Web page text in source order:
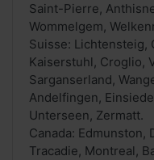
Saint-Pierre,
Wommelgem,
Suisse: Lichtensteig,
Kaiserstuhl, Croglio,
Sarganserland,
Andelfingen,
Unterseen, Zermatt.
Canada: Edmunston,
Tracadie, Montreal,